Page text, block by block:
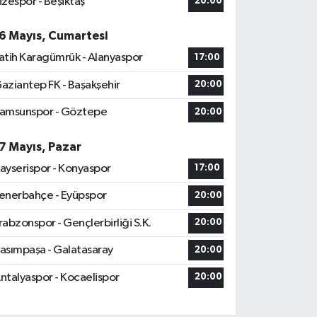
Mayıs, Cumartesi
Karagümrük - Alanyaspor
17:00
FK - Başakşehir 20:00
- Göztepe 20:00
Mayıs, Pazar
- Konyaspor
17:00
- Eyüpspor 20:00
- Gençlerbirliği S.K. 20:00
- Galatasaray 20:00
- Kocaelispor 20:00